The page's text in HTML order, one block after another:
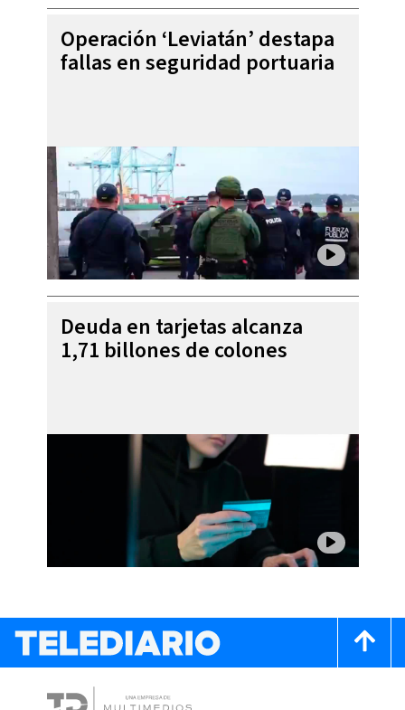
Operación ‘Leviatán’ destapa
fallas en seguridad portuaria
Deuda en tarjetas alcanza
1,71 billones de colones